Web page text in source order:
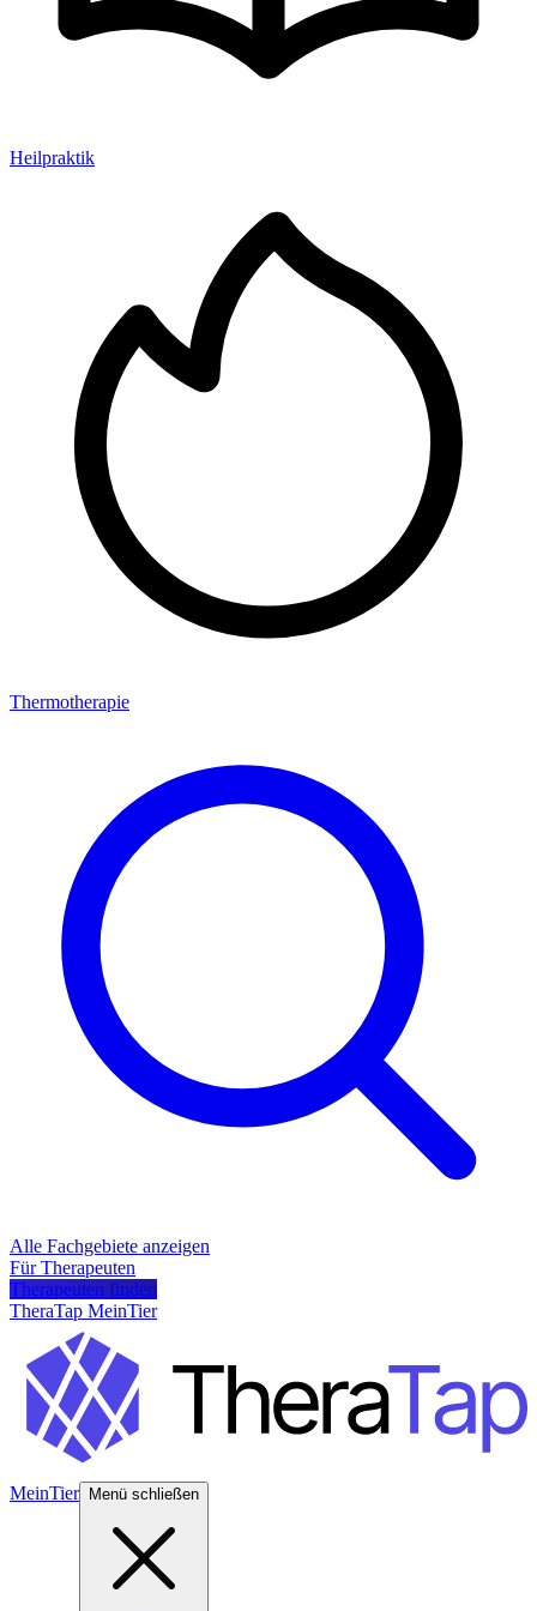
Heilpraktik
Thermotherapie
Alle Fachgebiete anzeigen
Für Therapeuten
Therapeuten finden
TheraTap MeinTier
MeinTier Menü schließen